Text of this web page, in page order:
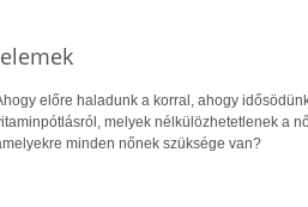
előre haladunk a korral, ahogy
melyek nélkülözhetetlenek a
minden nőnek szüksége van?